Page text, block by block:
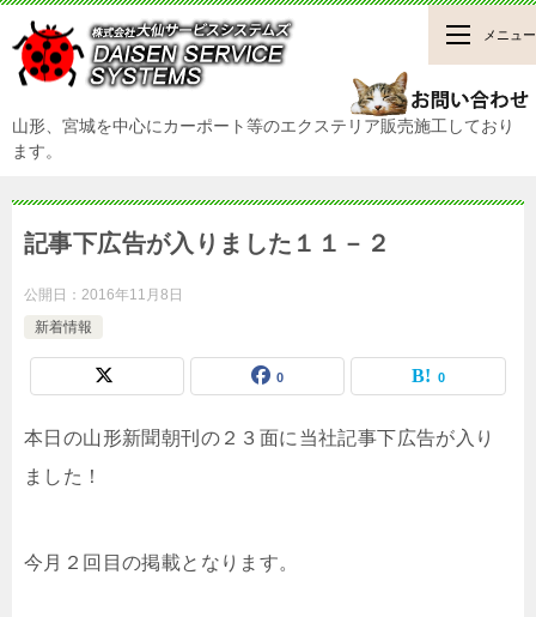
山形、宮城を中心にカーポート等のエクステリア販売施工しており
ます。
メニュー
記事下広告が入りました１１－２
公開日： 2016年11月8日
新着情報
0 0
本日の山形新聞朝刊の２３面に当社記事下広告が入り
ました！
今月２回目の掲載となります。